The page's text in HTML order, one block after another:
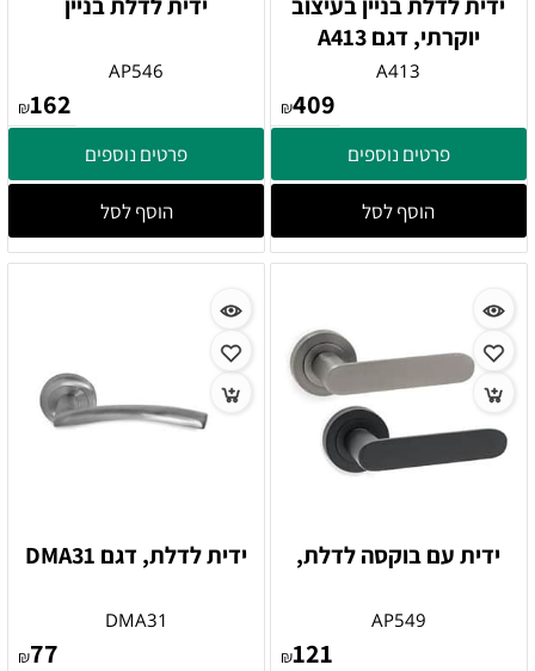
יוקרתי, דגם A413
A413
₪409
פרטים נוספים
הוסף לסל
AP546
₪162
פרטים נוספים
הוסף לסל
ידית עם בוקסה לדלת,
AP549
₪121
ידית לדלת, דגם DMA31
DMA31
₪77